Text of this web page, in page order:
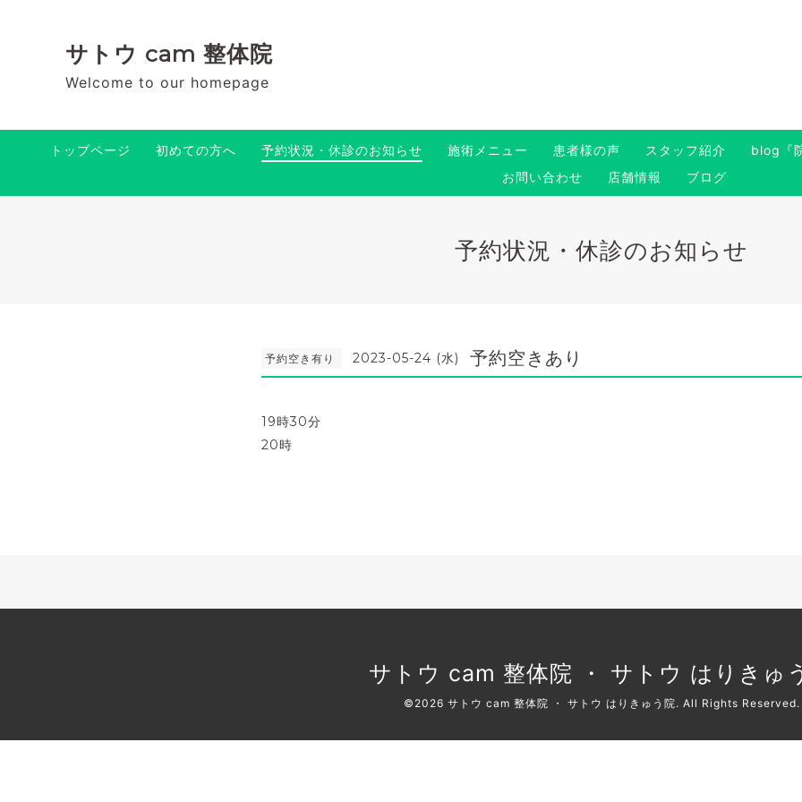
サトウ cam 整体院
Welcome to our homepage
トップページ 初めての方へ 予約状況・休診のお知らせ 施術メニュー 患者様の声 スタッフ紹介 blog『
お問い合わせ
店舗情報 ブログ
予約状況・休診のお知らせ
予約空き有り 2023-05-24 (水) 予約空きあり
19時30分
20時
サトウ cam 整体院 ・ サトウ はりきゅ
©2026 サトウ cam 整体院 ・ サトウ はりきゅう院. All Rights Reserved.